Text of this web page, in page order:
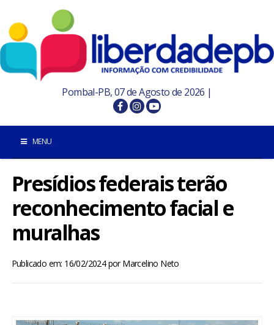
Pombal-PB, 07 de Agosto de 2026 |
MENU
POMBAL E REGIÃO
BRASIL
Presídios federais terão
reconhecimento facial e
muralhas
Publicado em: 16/02/2024porMarcelino Neto